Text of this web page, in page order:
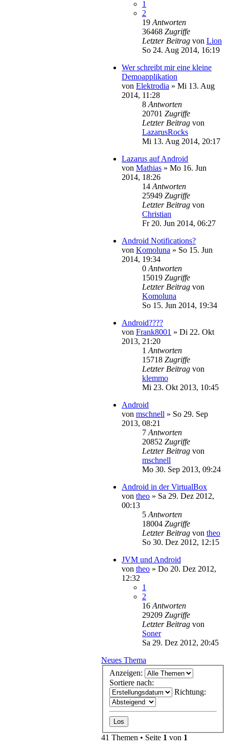
1
2
19 Antworten
36468 Zugriffe
Letzter Beitrag von Lion
So 24. Aug 2014, 16:19
Wer schreibt mir eine kleine
Demoapplikation
von Elektrodia » Mi 13. Aug
2014, 11:28
8 Antworten
20701 Zugriffe
Letzter Beitrag von
LazarusRocks
Mi 13. Aug 2014, 20:17
Lazarus auf Android
von Mathias » Mo 16. Jun
2014, 18:26
14 Antworten
25949 Zugriffe
Letzter Beitrag von
Christian
Fr 20. Jun 2014, 06:27
Android Notifications?
von Komoluna » So 15. Jun
2014, 19:34
0 Antworten
15019 Zugriffe
Letzter Beitrag von
Komoluna
So 15. Jun 2014, 19:34
Android????
von Frank8001 » Di 22. Okt
2013, 21:20
1 Antworten
15718 Zugriffe
Letzter Beitrag von
klemmo
Mi 23. Okt 2013, 10:45
Android
von mschnell » So 29. Sep
2013, 08:21
7 Antworten
20852 Zugriffe
Letzter Beitrag von
mschnell
Mo 30. Sep 2013, 09:24
Android in der VirtualBox
von theo » Sa 29. Dez 2012,
00:13
5 Antworten
18004 Zugriffe
Letzter Beitrag von theo
So 30. Dez 2012, 12:15
JVM und Android
von theo » Do 20. Dez 2012,
12:32
1
2
16 Antworten
29209 Zugriffe
Letzter Beitrag von
Soner
Sa 29. Dez 2012, 20:45
Neues Thema
Anzeigen:
Sortiere nach:
Richtung:
41 Themen • Seite 1 von 1